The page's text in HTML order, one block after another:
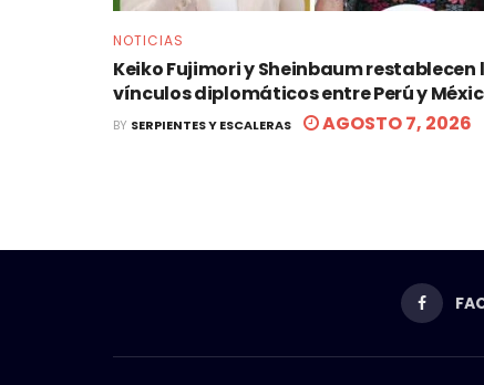
NOTICIAS
Keiko Fujimori y Sheinbaum restablecen
vínculos diplomáticos entre Perú y
BY SERPIENTES Y ESCALERAS AGOSTO 7, 2026